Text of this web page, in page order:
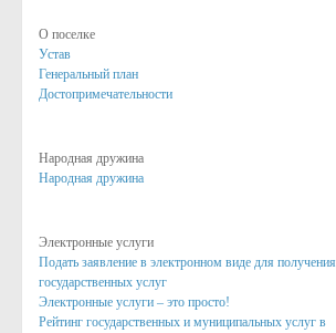
Бюджет поселка Золотухино
Бюджет поселка на 2017 год
Бюджет поселка на 2018 год
Бюджет поселка на 2019 год
О поселке
Устав
Генеральный план
Достопримечательности
Народная дружина
Народная дружина
Электронные услуги
Подать заявление в электронном виде для получения
государственных услуг
Электронные услуги – это просто!
Рейтинг государственных и муниципальных услуг в